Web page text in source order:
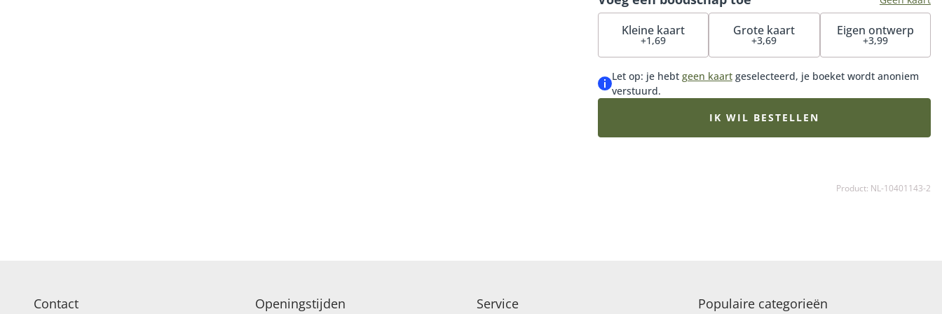
Kleine kaart
+1,69
Grote kaart
+3,69
Eigen ontwerp
+3,99
Let op: je hebt geen kaartgeselecteerd, je boeket wordt anoniem
verstuurd.
IK WIL BESTELLEN
Product: NL-10401143-2
Contact Openingstijden Service Populaire categorieën